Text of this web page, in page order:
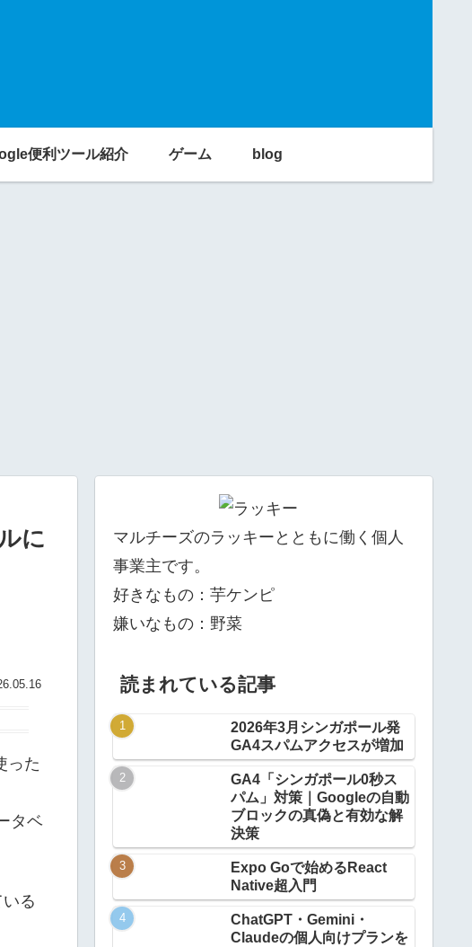
便利ツール紹介 ゲーム blog
に
った
タベ
る
マルチーズのラッキーとともに働く個人
事業主です。
好きなもの：芋ケンピ
嫌いなもの：野菜
読まれている記事
2026年3月シンガポール発
GA4スパムアクセスが増加
GA4「シンガポール0秒ス
パム」対策｜Googleの自動
ブロックの真偽と有効な解
決策
Expo Goで始めるReact
Native超入門
ChatGPT・Gemini・
Claudeの個人向けプランを